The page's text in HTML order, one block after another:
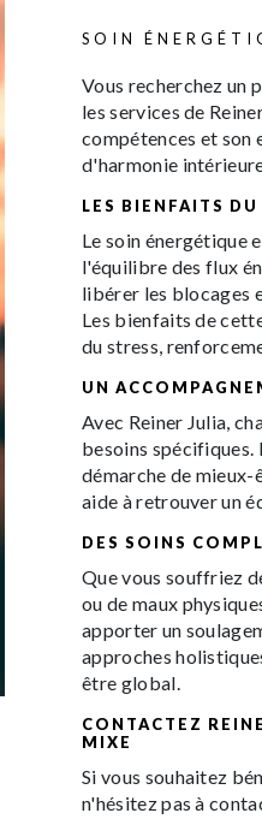
SOIN
Vous recherchez un
les services de
compétences et son
d'harmonie
LES BIENFAITS
Le soin énergétique
l'équilibre des flux
libérer les blocages
Les bienfaits de
du stress,
UN
Avec Reiner Julia,
besoins spécifiques.
démarche de mieux-
aide à retrouver un
DES SOINS
Que vous souffriez
ou de maux
apporter un
approches
être global.
CONTACTEZ
MIXE
Si vous souhaitez
n'hésitez pas à